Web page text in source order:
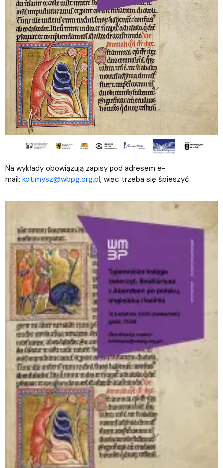
Na wykłady obowiązują zapisy pod adresem e-
mail: kotimysz@wbpg.org.pl, więc trzeba się śpieszyć.